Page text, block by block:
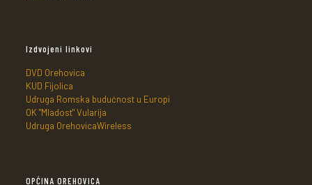
Izdvojeni linkovi
DVD Orehovica
KUD Fijolica
Udruga Romska budućnost u Europi
OK "Mladost" Vularija
Udruga OrehovicaWireless
OPĆINA OREHOVICA